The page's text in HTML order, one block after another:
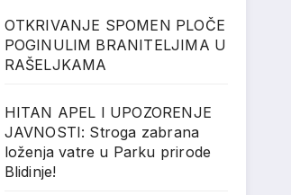
OTKRIVANJE SPOMEN PLOČE
POGINULIM BRANITELJIMA U
RAŠELJKAMA
HITAN APEL I UPOZORENJE
JAVNOSTI: Stroga zabrana
loženja vatre u Parku prirode
Blidinje!